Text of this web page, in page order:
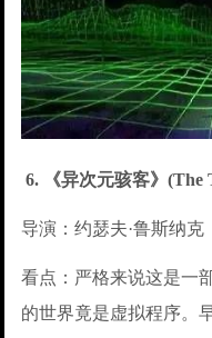
6. 《异次元骇客》(The
导演：约瑟夫·鲁斯纳克
看点：严格来说这是一
的世界竟是虚拟程序。